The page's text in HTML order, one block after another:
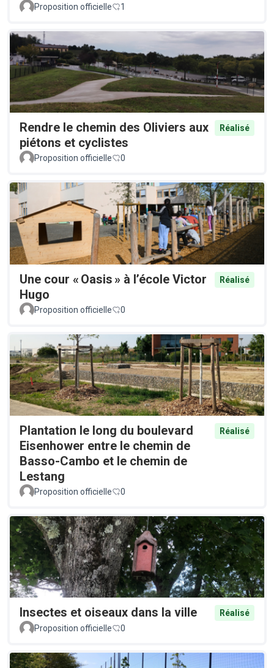
Proposition officielle 1
Rendre le chemin des Oliviers aux
piétons et cyclistes
Réalisé
Proposition officielle 0
Une cour « Oasis » à l’école Victor
Hugo
Réalisé
Proposition officielle 0
Plantation le long du boulevard
Eisenhower entre le chemin de
Basso-Cambo et le chemin de
Lestang
Réalisé
Proposition officielle 0
Insectes et oiseaux dans la ville
Réalisé
Proposition officielle
0